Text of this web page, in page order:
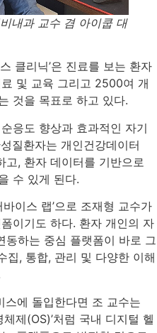
내과 교수 겸 아이쿱 대
클리닉’은 진료를 보는 환자
및 교육 그리고 2500여 개
것을 목표로 하고 있다.
응도 향상과 효과적인 자기
질환자는 개인건강데이터
고, 환자 데이터를 기반으로
수 있게 된다.
이스 랩’으로 조재형 교수가
이기도 하다. 환자 개인의 자
동하는 중심 플랫폼이 바로 그
집, 통합, 관리 및 다양한 이해
스에 돌입한다면 조 교수는
체제(OS)’처럼 국내 디지털 헬